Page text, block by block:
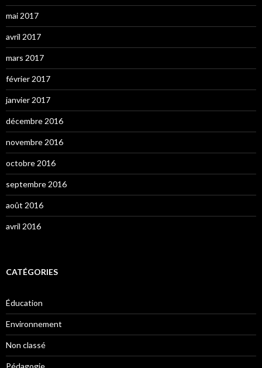
mai 2017
avril 2017
mars 2017
février 2017
janvier 2017
décembre 2016
novembre 2016
octobre 2016
septembre 2016
août 2016
avril 2016
CATÉGORIES
Éducation
Environnement
Non classé
Pédagogie